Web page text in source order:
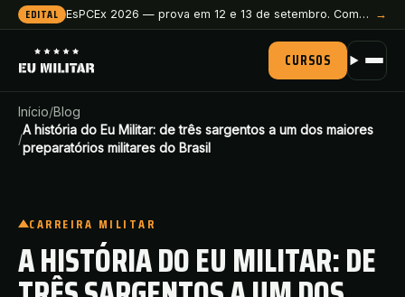
EDITAL EsPCEx 2026 — prova em 12 e 13 de setembro. Comece a preparação agora. →
CURSOS
Início/Blog
/
A história do Eu Militar: de três sargentos a um dos maiores
preparatórios militares do Brasil
CARREIRA MILITAR
A HISTÓRIA DO EU MILITAR: DE